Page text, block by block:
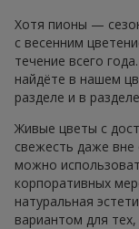
Хотя пионы —
с весенним
течение всего
найдёте в нашем
разделе и в
Живые цветы с
свежесть даже вне
можно
корпоративных
натуральная
вариантом для